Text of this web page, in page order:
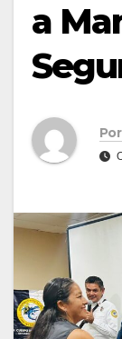
a
Por